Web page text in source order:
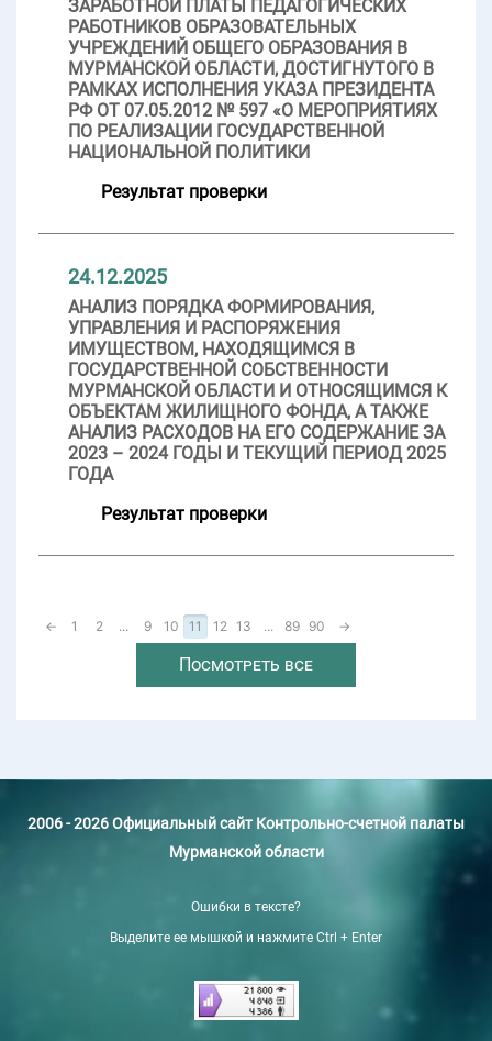
ЗАРАБОТНОЙ ПЛАТЫ ПЕДАГОГИЧЕСКИХ
РАБОТНИКОВ ОБРАЗОВАТЕЛЬНЫХ
УЧРЕЖДЕНИЙ ОБЩЕГО ОБРАЗОВАНИЯ В
МУРМАНСКОЙ ОБЛАСТИ, ДОСТИГНУТОГО В
РАМКАХ ИСПОЛНЕНИЯ УКАЗА ПРЕЗИДЕНТА
РФ ОТ 07.05.2012 № 597 «О МЕРОПРИЯТИЯХ
ПО РЕАЛИЗАЦИИ ГОСУДАРСТВЕННОЙ
НАЦИОНАЛЬНОЙ ПОЛИТИКИ
Результат проверки
24.12.2025
АНАЛИЗ ПОРЯДКА ФОРМИРОВАНИЯ,
УПРАВЛЕНИЯ И РАСПОРЯЖЕНИЯ
ИМУЩЕСТВОМ, НАХОДЯЩИМСЯ В
ГОСУДАРСТВЕННОЙ СОБСТВЕННОСТИ
МУРМАНСКОЙ ОБЛАСТИ И ОТНОСЯЩИМСЯ К
ОБЪЕКТАМ ЖИЛИЩНОГО ФОНДА, А ТАКЖЕ
АНАЛИЗ РАСХОДОВ НА ЕГО СОДЕРЖАНИЕ ЗА
2023 – 2024 ГОДЫ И ТЕКУЩИЙ ПЕРИОД 2025
ГОДА
Результат проверки
← 1 2 ... 9 10 11 12 13 ... 89 90 →
Посмотреть все
2006 - 2026 Официальный сайт Контрольно-счетной палаты
Мурманской области
Ошибки в тексте?
Выделите ее мышкой и нажмите Ctrl + Enter